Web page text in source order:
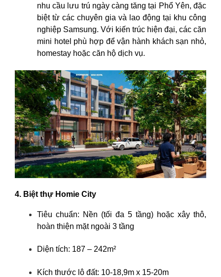
nhu cầu lưu trú ngày càng tăng tại Phổ Yên, đặc
biệt từ các chuyên gia và lao động tại khu công
nghiệp Samsung. Với kiến trúc hiện đại, các căn
mini hotel phù hợp để vận hành khách sạn nhỏ,
homestay hoặc căn hộ dịch vụ.
4. Biệt thự Homie City
Tiêu chuẩn: Nền (tối đa 5 tầng) hoặc xây thô,
hoàn thiện mặt ngoài 3 tầng
Diện tích: 187 – 242m²
Kích thước lô đất: 10-18,9m x 15-20m